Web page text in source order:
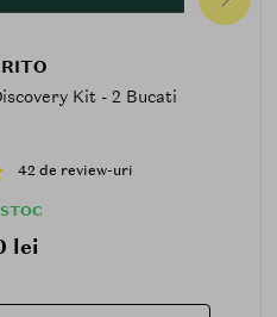
Kit - 2 Bucati
42 de review-uri
lei